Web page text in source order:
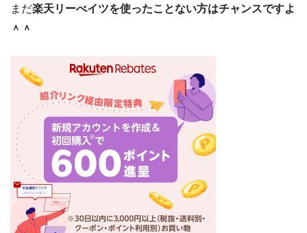
まだ楽天リーべイツを使ったことない方はチャンスですよ
＾＾